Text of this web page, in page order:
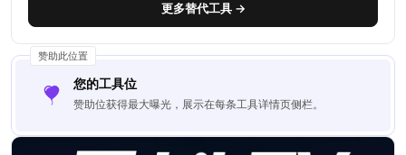
更多替代工具 →
赞助此位置
您的工具位
赞助位获得最大曝光，展示在每条工具详情页侧栏。